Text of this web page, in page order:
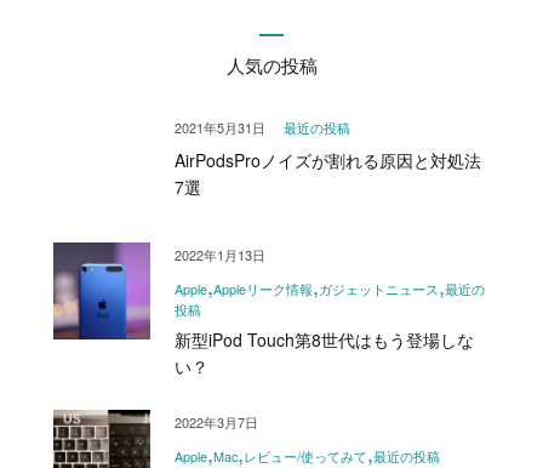
人気の投稿
最近の投稿
AirPodsProノイズが割れる原因と対処法
7選
2021年5月31日
Apple Appleリーク情報 ガジェットニュース 最近の
投稿
新型iPod Touch第8世代はもう登場しな
い？
2022年1月13日
Apple Mac レビュー/使ってみて 最近の投稿
2022年3月7日